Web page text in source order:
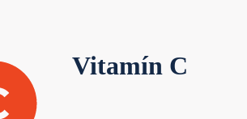
Vitamín C